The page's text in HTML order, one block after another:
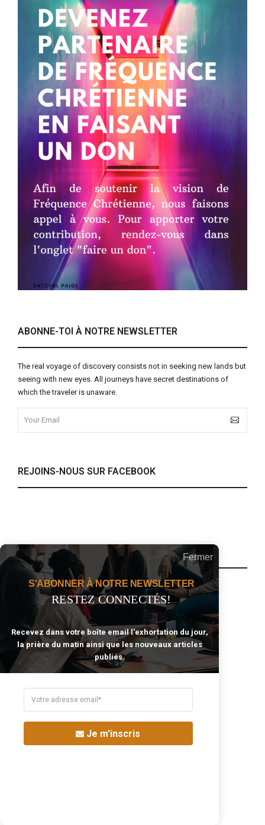
ABONNE-TOI À NOTRE NEWSLETTER
The real voyage of discovery consists not in seeking new lands but
seeing with new eyes. All journeys have secret destinations of
which the traveler is unaware.
REJOINS-NOUS SUR FACEBOOK
THÉMATIQUES
Alcool
Amour
Argent
Bible
Business
Bénédiction
Christ
Citation
Coeur
Combat Spirituel
Eglise
Enfants
Famille
Fiançailles
Foi
Jésus
Lumière
Nouvelle Naissance
Fermer
S'ABONNER À NOTRE NEWSLETTER
RESTEZ CONNECTÉS!
Recevez dans votre boîte email l'exhortation du jour,
la prière du matin ainsi que les nouveaux articles
publiés.
Je m'inscris